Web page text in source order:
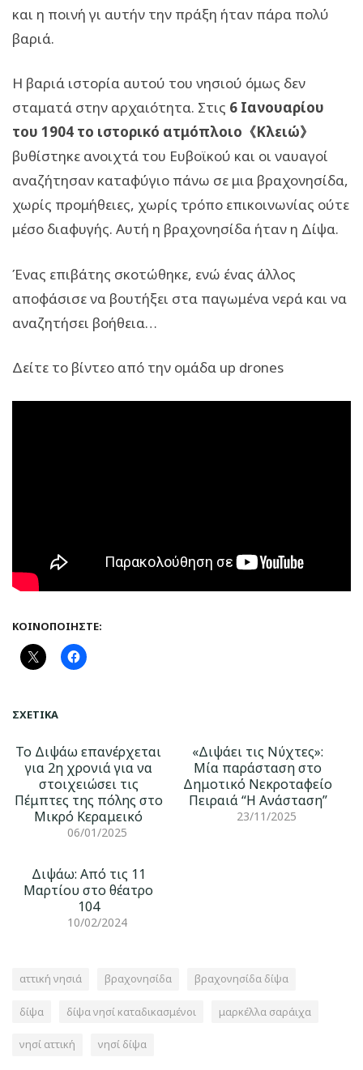
και η ποινή γι αυτήν την πράξη ήταν πάρα πολύ
βαριά.
Η βαριά ιστορία αυτού του νησιού όμως δεν
σταματά στην αρχαιότητα. Στις 6 Ιανουαρίου
του 1904 το ιστορικό ατμόπλοιο《Κλειώ》
βυθίστηκε ανοιχτά του Ευβοϊκού και οι ναυαγοί
αναζήτησαν καταφύγιο πάνω σε μια βραχονησίδα,
χωρίς προμήθειες, χωρίς τρόπο επικοινωνίας ούτε
μέσο διαφυγής. Αυτή η βραχονησίδα ήταν η Δίψα.
Ένας επιβάτης σκοτώθηκε, ενώ ένας άλλος
αποφάσισε να βουτήξει στα παγωμένα νερά και να
αναζητήσει βοήθεια…
Δείτε το βίντεο από την ομάδα up drones
ΚΟΙΝΟΠΟΙΉΣΤΕ:
ΣΧΕΤΙΚΆ
Το Διψάω επανέρχεται
για 2η χρονιά για να
στοιχειώσει τις
Πέμπτες της πόλης στο
Μικρό Κεραμεικό
06/01/2025
«Διψάει τις Νύχτες»:
Μία παράσταση στο
Δημοτικό Νεκροταφείο
Πειραιά “Η Ανάσταση”
23/11/2025
Διψάω: Από τις 11
Μαρτίου στο θέατρο
104
10/02/2024
αττική νησιά βραχονησίδα βραχονησίδα δίψα
δίψα δίψα νησί καταδικασμένοι μαρκέλλα σαράιχα
νησί αττική νησί δίψα